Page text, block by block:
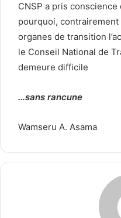
CNSP a pris
pourquoi,
organes de transition
le Conseil National de
demeure difficile
…sans rancune
Wamseru A. Asama